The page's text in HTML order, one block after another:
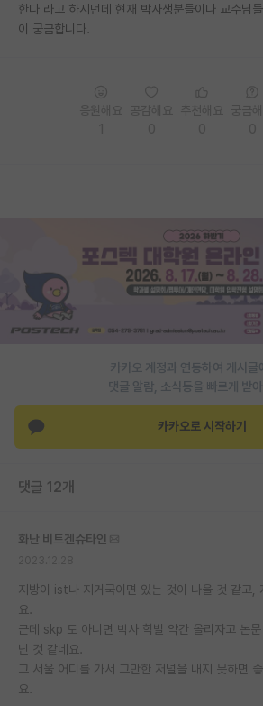
PI 전용 게시판
커리어
유학교육
반도체 아카데미
재팬라운지 🌸
한다 라고 하시던데 현재 박사생분들이나 교수님
이 궁금합니다.
카카오 계정과 연동하여 게시글
댓글 알람, 소식등을 빠르게 받
카카오로 시작하기
댓글 12개
화난 비트겐슈타인
지방이 ist나 지거국이면 있는 것이 나을 것 같고,
요.
근데 skp 도 아니면 박사 학벌 약간 올리자고 논
닌 것 같네요.
그 서울 어디를 가서 그만한 저널을 내지 못하면
요.